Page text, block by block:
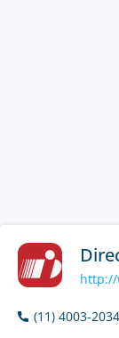
http://
(11) 4003-2034